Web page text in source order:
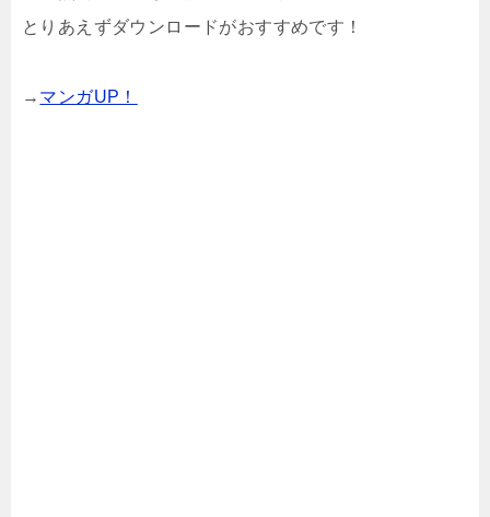
とりあえずダウンロードがおすすめです！
→ マンガUP！